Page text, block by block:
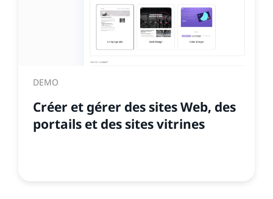
DEMO
Créer et gérer des sites Web, des
portails et des sites vitrines